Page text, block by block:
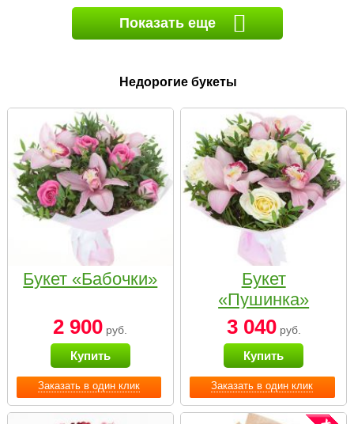
Показать еще
Недорогие букеты
Заказать в один клик
Букет «Бабочки»
2 900 руб.
Купить
Заказать в один клик
Букет
«Пушинка»
3 040руб.
Купить